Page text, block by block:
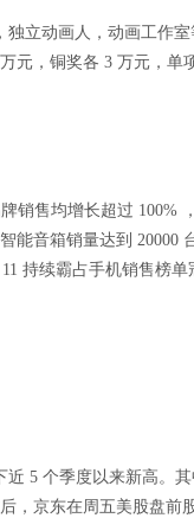
立动画人，动画工作
元，铜奖各 3 万元，单
销售均增长超过 100%
能音箱销量达到 20000
持续霸占手机销售榜
5 个季度以来新高。
，京东在周五美股盘前